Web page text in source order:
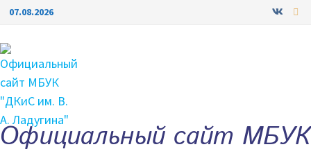
Перейти
содержимому
07.08.2026
Официальный сайт МБУК